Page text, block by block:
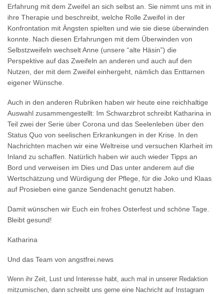
Erfahrung mit dem Zweifel an sich selbst an. Sie nimmt uns mit in
ihre Therapie und beschreibt, welche Rolle Zweifel in der
Konfrontation mit Ängsten spielten und wie sie diese überwinden
konnte. Nach diesen Erfahrungen mit dem Überwinden von
Selbstzweifeln wechselt Anne (unsere “alte Häsin”) die
Perspektive auf das Zweifeln an anderen und auch auf den
Nutzen, der mit dem Zweifel einhergeht, nämlich das Enttarnen
eigener Wünsche.
Auch in den anderen Rubriken haben wir heute eine reichhaltige
Auswahl zusammengestellt: Im Schwarzbrot schreibt Katharina in
Teil zwei der Serie über Corona und das Seelenleben über den
Status Quo von seelischen Erkrankungen in der Krise. In den
Nachrichten machen wir eine Weltreise und versuchen Klarheit im
Inland zu schaffen. Natürlich haben wir auch wieder Tipps an
Bord und verweisen im Dies und Das unter anderem auf die
Wertschätzung und Würdigung der Pflege, für die Joko und Klaas
auf Prosieben eine ganze Sendenacht genutzt haben.
Damit wünschen wir Euch ein frohes Osterfest und schöne Tage.
Bleibt gesund!
Katharina
Und das Team von angstfrei.news
Wenn ihr Zeit, Lust und Interesse habt, auch mal in unserer Redaktion
mitzumischen, dann schreibt uns gerne eine Nachricht auf Instagram